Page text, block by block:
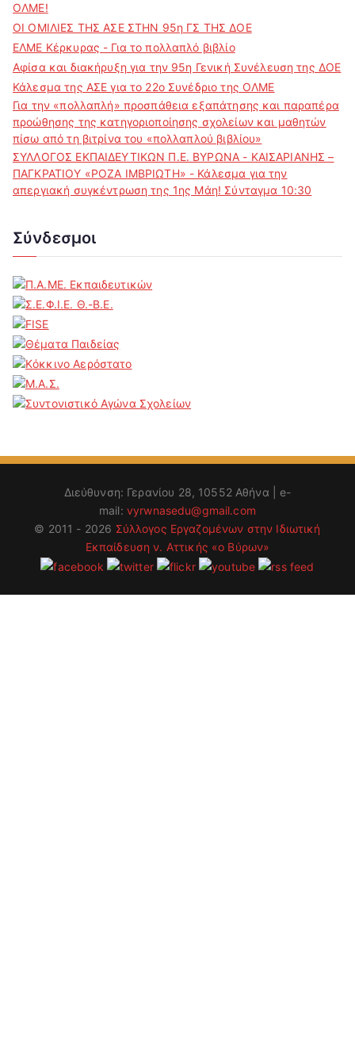
ΟΛΜΕ!
ΟΙ ΟΜΙΛΙΕΣ ΤΗΣ ΑΣΕ ΣΤΗΝ 95η ΓΣ ΤΗΣ ΔΟΕ
ΕΛΜΕ Κέρκυρας - Για το πολλαπλό βιβλίο
Αφίσα και διακήρυξη για την 95η Γενική Συνέλευση της ΔΟΕ
Κάλεσμα της ΑΣΕ για το 22ο Συνέδριο της ΟΛΜΕ
Για την «πολλαπλή» προσπάθεια εξαπάτησης και παραπέρα
προώθησης της κατηγοριοποίησης σχολείων και μαθητών
πίσω από τη βιτρίνα του «πολλαπλού βιβλίου»
ΣΥΛΛΟΓΟΣ ΕΚΠΑΙΔΕΥΤΙΚΩΝ Π.Ε. ΒΥΡΩΝΑ - ΚΑΙΣΑΡΙΑΝΗΣ –
ΠΑΓΚΡΑΤΙΟΥ «ΡΟΖΑ ΙΜΒΡΙΩΤΗ» - Κάλεσμα για την
απεργιακή συγκέντρωση της 1ης Μάη! Σύνταγμα 10:30
Σύνδεσμοι
Διεύθυνση: Γερανίου 28, 10552 Αθήνα | e-
mail: vyrwnasedu@gmail.com
© 2011 - 2026 Σύλλογος Εργαζομένων στην Ιδιωτική
Εκπαίδευση ν. Αττικής «ο Βύρων»